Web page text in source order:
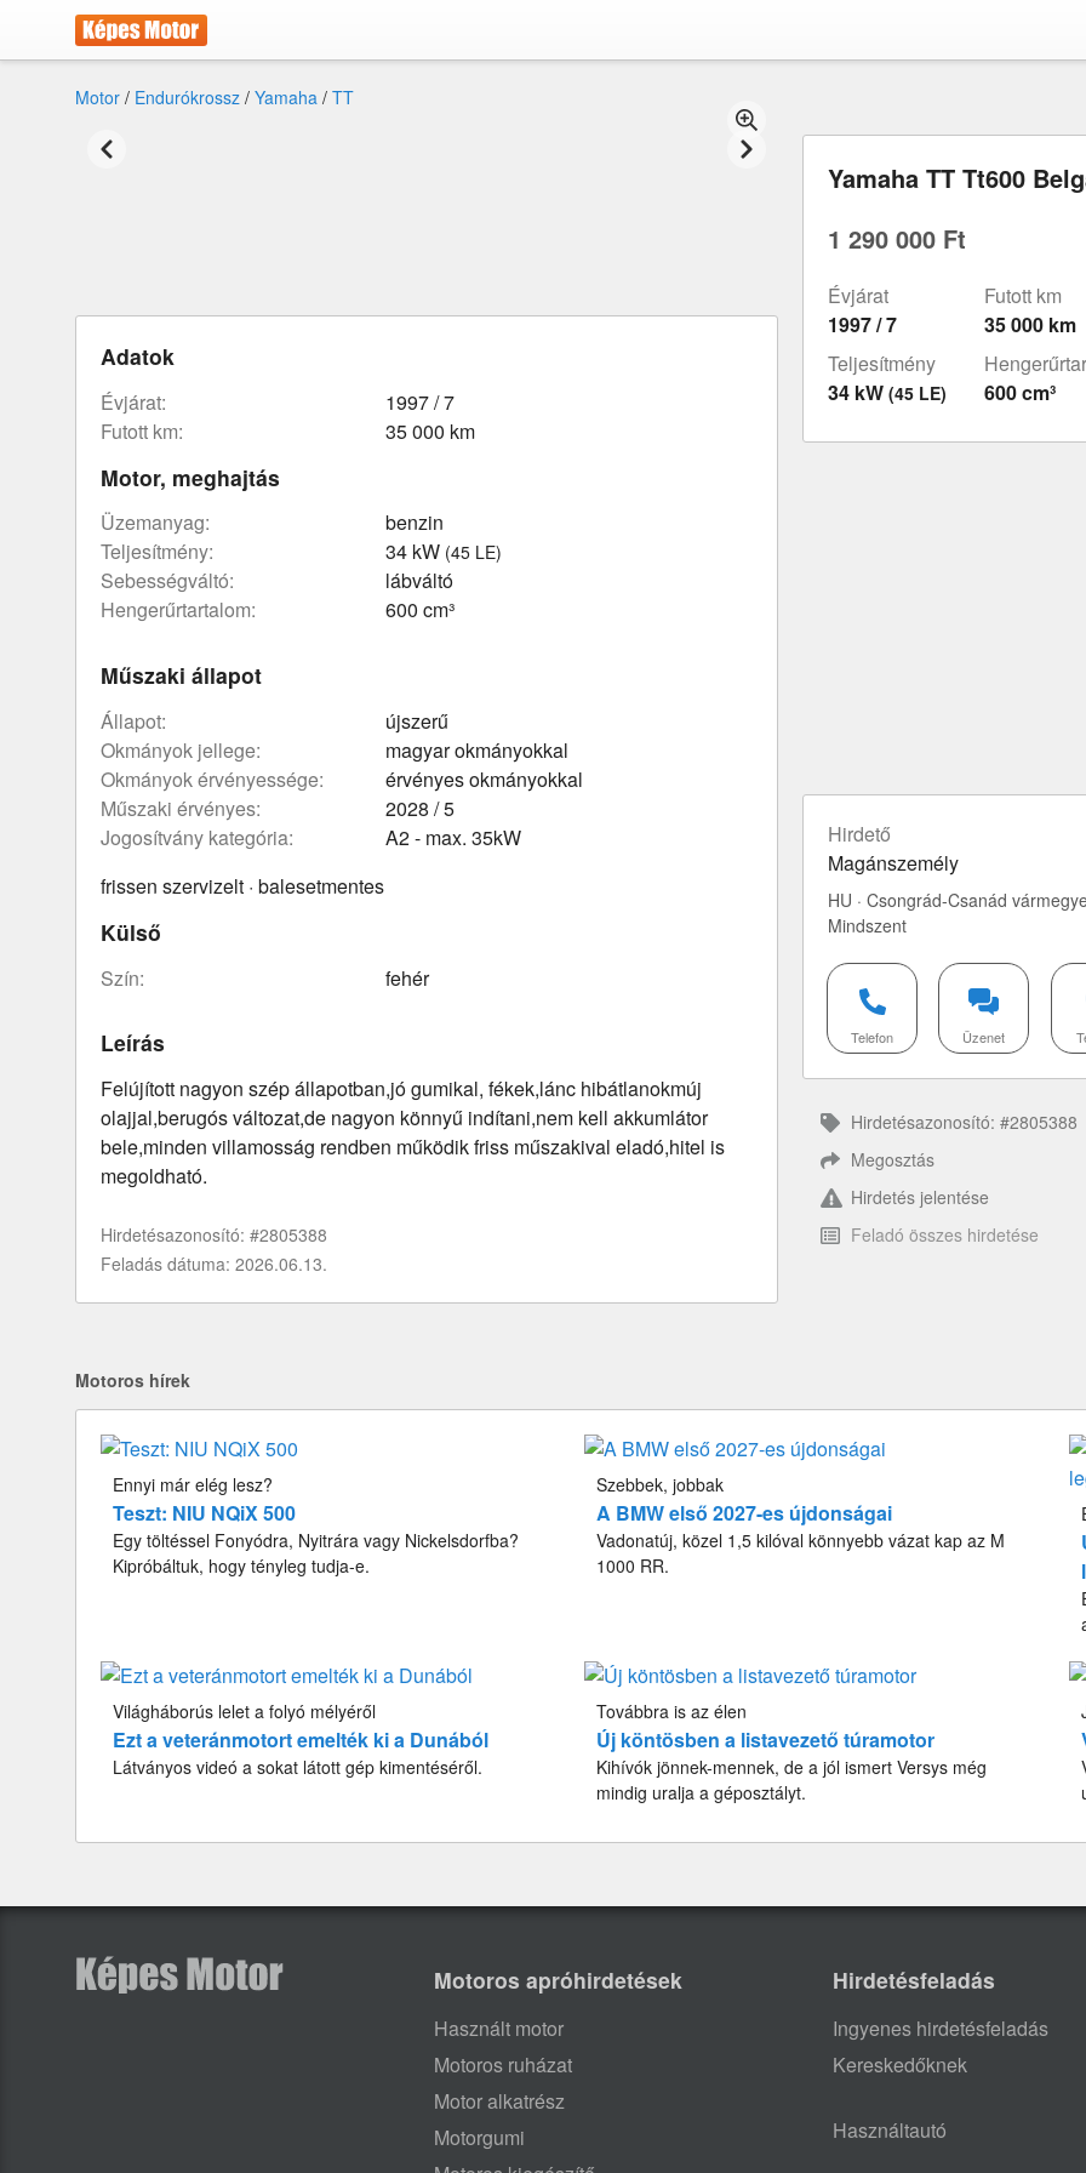
Motor / Endurókrossz / Yamaha / TT
Yamaha TT Tt600
1 290 000 Ft
Évjárat
1997 / 7
Futott km
35 000 km
Teljesítmény
34 kW (45 LE)
600 cm³
Hirdető
Magánszemély
HU · Csongrád-Csanád
Mindszent
Telefon Üzenet
Hirdetésazonosító: #2805388
Megosztás
Hirdetés jelentése
Feladó összes hirdetése
Adatok
évjárat:
1997 / 7
futott km:
35 000 km
Motor, meghajtás
üzemanyag:
benzin
teljesítmény:
34 kW (45 LE)
sebességváltó:
lábváltó
hengerűrtartalom:
600 cm³
Műszaki állapot
állapot:
újszerű
okmányok jellege:
magyar okmányokkal
okmányok érvényessége:
érvényes okmányokkal
műszaki érvényes:
2028 / 5
Jogosítvány kategória:
A2 - max. 35kW
frissen szervizelt · balesetmentes
Külső
szín: fehér
Leírás
Felújított nagyon szép állapotban,jó gumikal, fékek,lánc hibátlanokmúj
olajjal,berugós változat,de nagyon könnyű indítani,nem kell akkumlátor
bele,minden villamosság rendben működik friss műszakival eladó,hitel is
megoldható.
Hirdetésazonosító: #2805388
Feladás dátuma: 2026.06.13.
Motoros hírek
Ennyi már elég lesz?
Teszt: NIU NQiX 500
Egy töltéssel Fonyódra, Nyitrára vagy Nickelsdorfba?
Kipróbáltuk, hogy tényleg tudja-e.
Szebbek, jobbak
A BMW első 2027-es újdonságai
Vadonatúj, közel 1,5 kilóval könnyebb vázat kap az M
1000 RR.
Világháborús lelet a folyó mélyéről
Ezt a veteránmotort emelték ki a Dunából
Látványos videó a sokat látott gép kimentéséről.
Továbbra is az élen
Új köntösben a listavezető túramotor
Kihívók jönnek-mennek, de a jól ismert Versys még
mindig uralja a géposztályt.
Motoros apróhirdetések
Használt motor
Motoros ruházat
Motor alkatrész
Motorgumi
Hirdetésfeladás
Ingyenes hirdetésfeladás
Kereskedőknek
Használtautó